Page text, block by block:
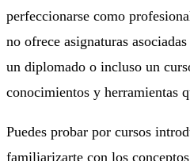
perfeccionarse como
no ofrece asignaturas
un diplomado o incluso un
conocimientos y herramientas
Puedes probar por cursos
familiarizarte con los